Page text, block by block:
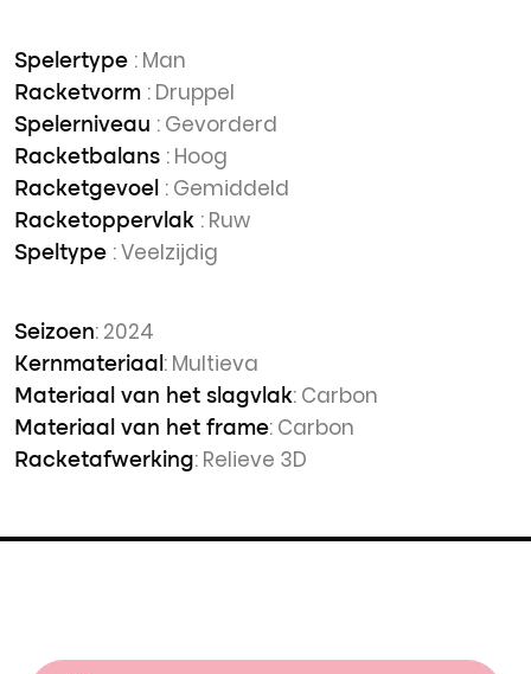
Spelertype : Man
Racketvorm : Druppel
Spelerniveau : Gevorderd
Racketbalans : Hoog
Racketgevoel : Gemiddeld
Racketoppervlak : Ruw
Speltype : Veelzijdig
Seizoen: 2024
Kernmateriaal : Multieva
Materiaal van het slagvlak: Carbon
Materiaal van het frame: Carbon
Racketafwerking: Relieve 3D